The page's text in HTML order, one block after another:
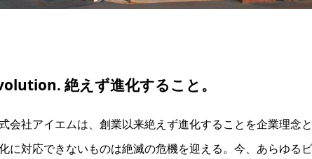
絶えず進化すること。
会社アイエムは、創業以来絶えず進化することを企業理念
に対応できないものは絶滅の危機を迎える。今、あらゆる